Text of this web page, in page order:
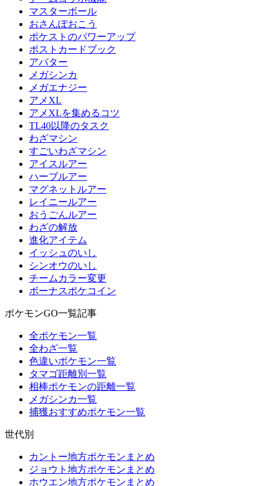
マスターボール
おさんぽおこう
ポケストのパワーアップ
ポストカードブック
アバター
メガシンカ
メガエナジー
アメXL
アメXLを集めるコツ
TL40以降のタスク
わざマシン
すごいわざマシン
アイスルアー
ハーブルアー
マグネットルアー
レイニールアー
おうごんルアー
わざの解放
進化アイテム
イッシュのいし
シンオウのいし
チームカラー変更
ボーナスポケコイン
ポケモンGO一覧記事
全ポケモン一覧
全わざ一覧
色違いポケモン一覧
タマゴ距離別一覧
相棒ポケモンの距離一覧
メガシンカ一覧
捕獲おすすめポケモン一覧
世代別
カントー地方ポケモンまとめ
ジョウト地方ポケモンまとめ
ホウエン地方ポケモンまとめ